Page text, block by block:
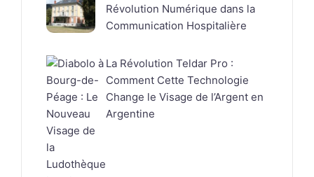
Révolution Numérique dans la
Communication Hospitalière
La Révolution Teldar Pro :
Comment Cette Technologie
Change le Visage de l’Argent en
Argentine